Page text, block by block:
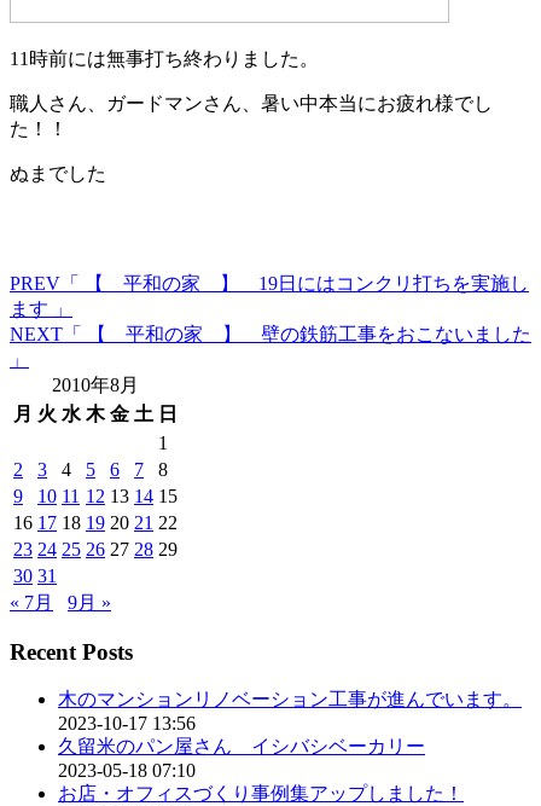
11時前には無事打ち終わりました。
職人さん、ガードマンさん、暑い中本当にお疲れ様でし
た！！
ぬまでした
PREV 「 【 平和の家 】 19日にはコンクリ打ちを実施し
ます 」
NEXT 「 【 平和の家 】 壁の鉄筋工事をおこないました
」
2010年8月
月 火 水 木 金 土 日
1
2
3 4 5 6 7
8
9
10 11 12 13 14 15
16 17 18 19 20 21 22
23 24 25 26 27 28 29
30 31
« 7月
9月 »
Recent Posts
木のマンションリノベーション工事が進んでいます。
2023-10-17 13:56
久留米のパン屋さん イシバシベーカリー
2023-05-18 07:10
お店・オフィスづくり事例集アップしました！